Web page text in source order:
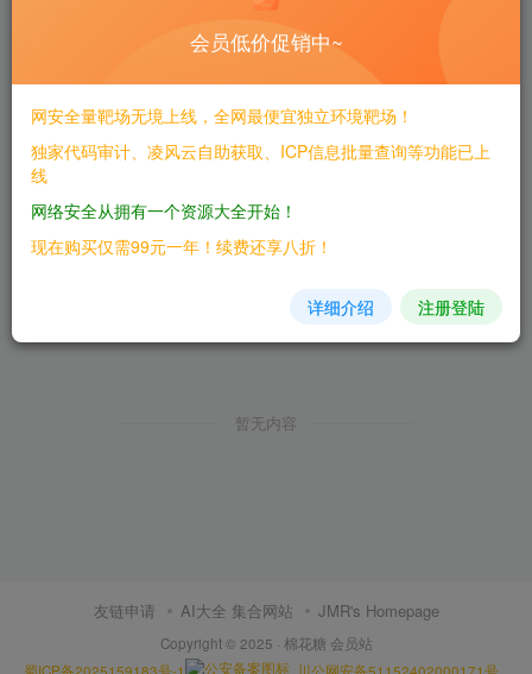
暂无内容
友链申请 AI大全 集合网站 JMR's Homepage
Copyright © 2025 · 棉花糖 会员站
会员低价促销中~
网安全量靶场无境上线，全网最便宜独立环境靶场！
独家代码审计、凌风云自助获取、ICP信息批量查询等功能已上
线
网络安全从拥有一个资源大全开始！
现在购买仅需99元一年！续费还享八折！
详细介绍 注册登陆